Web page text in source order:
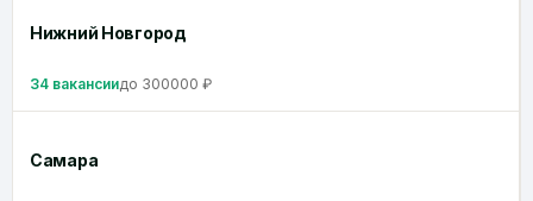
Нижний Новгород
34 вакансиидо 300000 ₽
Самара